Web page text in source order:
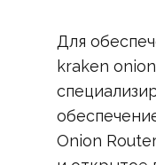
Для
kraken
Onion